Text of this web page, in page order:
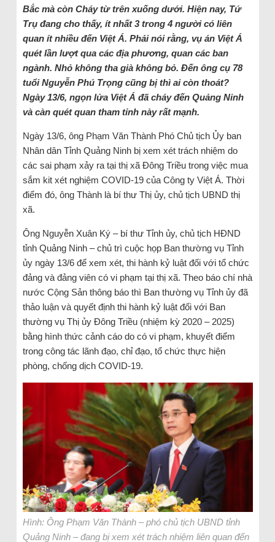
Bắc mà còn Cháy từ trên xuống dưới. Hiện nay, Tứ
Trụ đang cho thấy, ít nhất 3 trong 4 người có liên
quan ít nhiều đến Việt Á. Phải nói rằng, vụ án Việt Á
quét lần lượt qua các địa phương, quan các ban
ngành. Nhỏ không tha già không bỏ. Đến ông cụ 78
tuổi Nguyễn Phú Trọng cũng bị thì ai còn thoát?
Ngày 13/6, ngọn lửa Việt Á đã cháy đến Quảng Ninh
và càn quét quan tham tỉnh này rất mạnh.
Ngày 13/6, ông Phạm Văn Thành Phó Chủ tịch Ủy ban
Nhân dân Tỉnh Quảng Ninh bị xem xét trách nhiệm do
các sai phạm xảy ra tại thị xã Đông Triều trong việc mua
sắm kit xét nghiệm COVID-19 của Công ty Việt Á. Thời
điểm đó, ông Thành là bí thư Thị ủy, chủ tịch UBND thị
xã.
Ông Nguyễn Xuân Ký – bí thư Tỉnh ủy, chủ tịch HĐND
tỉnh Quảng Ninh – chủ trì cuộc họp Ban thường vụ Tỉnh
ủy ngày 13/6 để xem xét, thi hành kỷ luật đối với tổ chức
đảng và đảng viên có vi phạm tại thị xã. Theo báo chí nhà
nước Cộng Sản thông báo thì Ban thường vụ Tỉnh ủy đã
thảo luận và quyết định thi hành kỷ luật đối với Ban
thường vụ Thị ủy Đông Triều (nhiệm kỳ 2020 – 2025)
bằng hình thức cảnh cáo do có vi phạm, khuyết điểm
trong công tác lãnh đạo, chỉ đạo, tổ chức thực hiện
phòng, chống dịch COVID-19.
Hình: Ông Phạm Văn Thành – phó chủ tịch UBND tỉnh
Quảng Ninh – đang bị xem xét trách nhiệm liên quan đến